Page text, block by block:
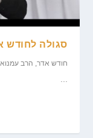
סגולה לחודש
חודש אדר, הרב
...